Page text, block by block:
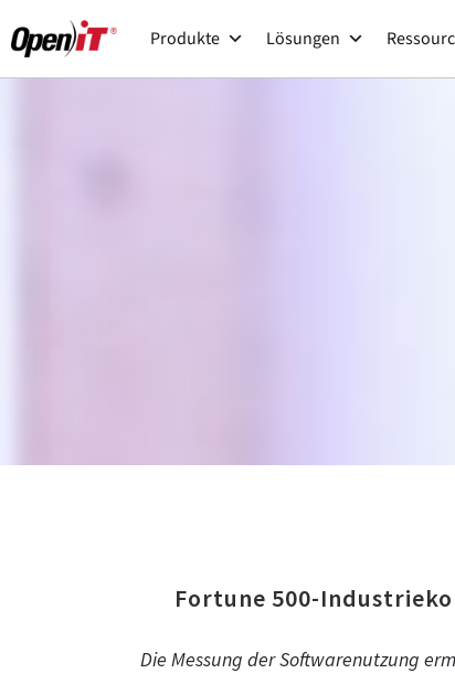
Inhalt
Produkte Lösungen
Fortune 500-
Die Messung der Softwarenutzung